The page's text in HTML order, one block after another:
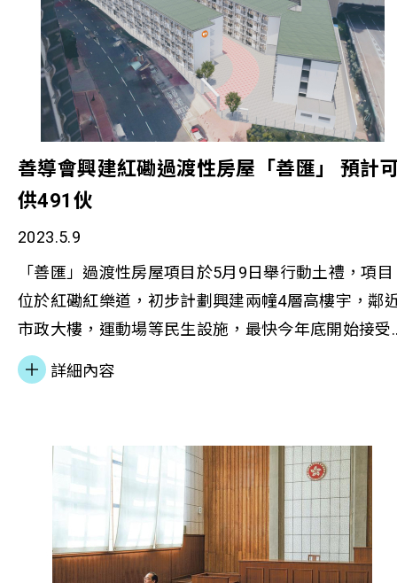
期望與各持份者緊密協作，讓兒童能為自己的需要及
感受發聲，建立自在共融的社區。 相關報導，歡迎
擊閱讀： 強制舉報虐兒機制料年內交至立法會 民建
聯倡加入探訪計劃(香港01) 《強制舉報虐兒機制立
法》圓桌會議直播(YouTube葛珮帆EQ) RTHK3
law (RTHK3) Audio link
善導會興建紅磡過渡性房屋「善匯」 預計
供491伙
2023.5.9
「善匯」過渡性房屋項目於5月9日舉行動土禮，項目
位於紅磡紅樂道，初步計劃興建兩幢4層高樓宇，鄰
市政大樓，運動場等民生設施，最快今年底開始接受
申請。整個項目將採用「組裝合成建築法」，預計於
2024年第二季落成。本會感謝房屋局資助過渡性房屋
選擇。 歡迎點擊閱讀相關報導： 4層高預計明年第二
季落成 善導會將建過渡性房屋 (頭條日報) 4層高預計
年第二季落成 善導會將建過渡性房屋 (星島頭條) 紅磡
過渡屋今舉行動土禮 料供491伙年底接受申請 (東網)
詳細內容